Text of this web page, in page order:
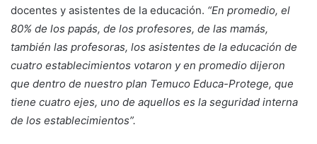
docentes y asistentes de la educación. “En promedio, el
80% de los papás, de los profesores, de las mamás,
también las profesoras, los asistentes de la educación de
cuatro establecimientos votaron y en promedio dijeron
que dentro de nuestro plan Temuco Educa-Protege, que
tiene cuatro ejes, uno de aquellos es la seguridad interna
de los establecimientos”.